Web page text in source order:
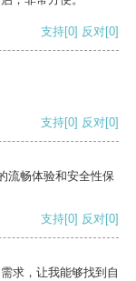
支持[0] 反对[0]
支持[0] 反对[0]
流畅体验和安全性保
支持[0] 反对[0]
求，让我能够找到自